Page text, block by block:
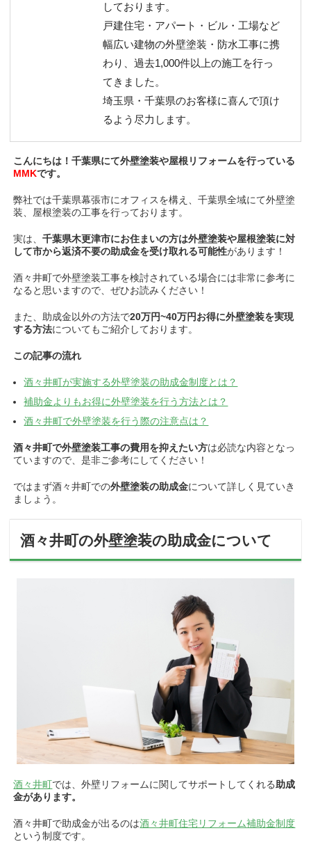
しております。
戸建住宅・アパート・ビル・工場など
幅広い建物の外壁塗装・防水工事に携
わり、過去1,000件以上の施工を行っ
てきました。
埼玉県・千葉県のお客様に喜んで頂け
るよう尽力します。
こんにちは！千葉県にて外壁塗装や屋根リフォームを行っている
MMKです。
弊社では千葉県幕張市にオフィスを構え、千葉県全域にて外壁塗
装、屋根塗装の工事を行っております。
実は、千葉県木更津市にお住まいの方は外壁塗装や屋根塗装に対
して市から返済不要の助成金を受け取れる可能性があります！
酒々井町で外壁塗装工事を検討されている場合には非常に参考に
なると思いますので、ぜひお読みください！
また、助成金以外の方法で20万円~40万円お得に外壁塗装を実現
する方法についてもご紹介しております。
この記事の流れ
酒々井町が実施する外壁塗装の助成金制度とは？
補助金よりもお得に外壁塗装を行う方法とは？
酒々井町で外壁塗装を行う際の注意点は？
酒々井町で外壁塗装工事の費用を抑えたい方は必読な内容となっ
ていますので、是非ご参考にしてください！
ではまず酒々井町での外壁塗装の助成金について詳しく見ていき
ましょう。
酒々井町の外壁塗装の助成金について
酒々井町では、外壁リフォームに関してサポートしてくれる 助成
金があります。
酒々井町で助成金が出るのは酒々井町住宅リフォーム補助金制度
という制度です。